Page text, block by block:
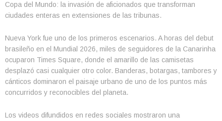
Copa del Mundo: la invasión de aficionados que transforman
ciudades enteras en extensiones de las tribunas.
Nueva York fue uno de los primeros escenarios. A horas del debut
brasileño en el Mundial 2026, miles de seguidores de la Canarinha
ocuparon Times Square, donde el amarillo de las camisetas
desplazó casi cualquier otro color. Banderas, botargas, tambores y
cánticos dominaron el paisaje urbano de uno de los puntos más
concurridos y reconocibles del planeta.
Los videos difundidos en redes sociales mostraron una